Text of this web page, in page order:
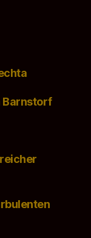
Barnstorf